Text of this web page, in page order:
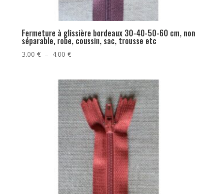
Fermeture à glissière bordeaux 30-40-50-60 cm, non
séparable, robe, coussin, sac, trousse etc
3.00 € – 4.00 €Plage
3.00 €
à
4.00 €